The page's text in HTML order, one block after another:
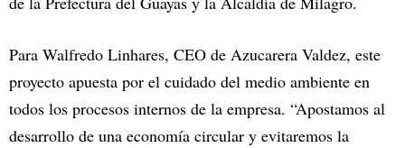
Para Walfredo Linhares, CEO de Azucarera Valdez, este
proyecto apuesta por el cuidado del medio ambiente en
todos los procesos internos de la empresa. “Apostamos al
desarrollo de una economía circular y evitaremos la